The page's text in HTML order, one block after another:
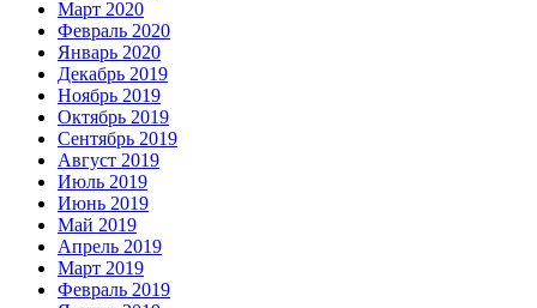
Март 2020
Февраль 2020
Январь 2020
Декабрь 2019
Ноябрь 2019
Октябрь 2019
Сентябрь 2019
Август 2019
Июль 2019
Июнь 2019
Май 2019
Апрель 2019
Март 2019
Февраль 2019